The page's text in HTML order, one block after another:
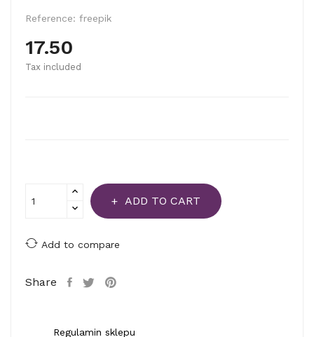
Reference: freepik
17.50
Tax included
ADD TO CART
Add to compare
Share
Regulamin sklepu